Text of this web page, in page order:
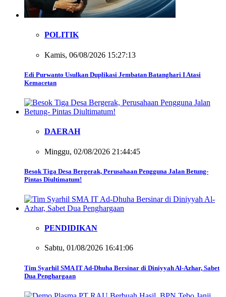
POLITIK
Kamis, 06/08/2026 15:27:13
Edi Purwanto Usulkan Duplikasi Jembatan Batanghari I Atasi
Kemacetan
DAERAH
Minggu, 02/08/2026 21:44:45
Besok Tiga Desa Bergerak, Perusahaan Pengguna Jalan Betung-
Pintas Diultimatum!
PENDIDIKAN
Sabtu, 01/08/2026 16:41:06
Tim Syarhil SMA IT Ad-Dhuha Bersinar di Diniyyah Al-Azhar, Sabet
Dua Penghargaan